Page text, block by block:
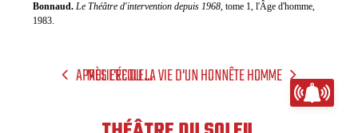
Bonnaud. Le Théâtre d'intervention depuis 1968 , tome 1, l'Âge d'homme,
1983.
APRÈS L'ÉCOLE...
MOLIERE OU LA VIE D'UN HONNÊTE HOMME